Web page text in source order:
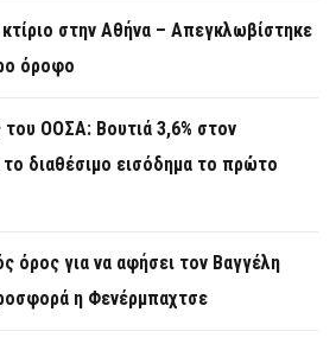
στην Αθήνα – Απεγκλωβίστηκε
όροφο
ΟΟΣΑ: Βουτιά 3,6% στον
το διαθέσιμο εισόδημα το πρώτο
όρος για να αφήσει τον Βαγγέλη
η Φενέρμπαχτσε